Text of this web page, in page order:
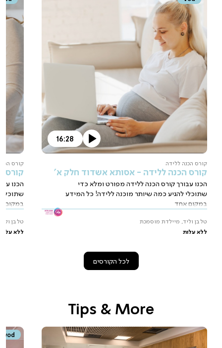
16:28
קורס הכנה ללידה
קורס הכנה ללידה - אסותא אשדוד חלק א'
הכנו עבורך קורס הכנה ללידה מפורט ומלא כדי
שתוכלי להגיע כמה שיותר מוכנה ללידה! כל המידע
במקום אחד
טל בן וליד, מיילדת מוסמכת
ללא עלות
קורס
קורס
הכנו
שתוכלי
במקום
טל בן
ללא עלות
לכל הקורסים
Tips & More
vod